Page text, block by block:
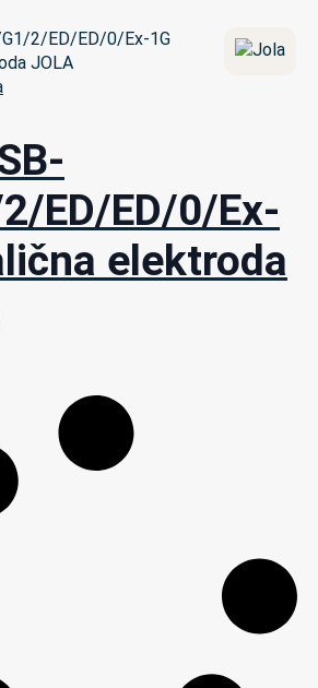
ED/ED/0/Ex-
elektroda